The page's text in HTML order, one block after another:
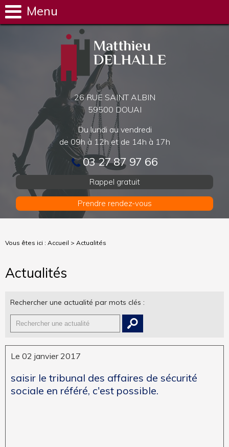
Menu
26 RUE SAINT ALBIN
59500 DOUAI
Du lundi au vendredi
de 09h à 12h et de 14h à 17h
03 27 87 97 66
Rappel gratuit
Prendre rendez-vous
Vous êtes ici : Accueil > Actualités
Actualités
Rechercher une actualité par mots clés :
Le 02 janvier 2017
saisir le tribunal des affaires de sécurité
sociale en référé, c'est possible.